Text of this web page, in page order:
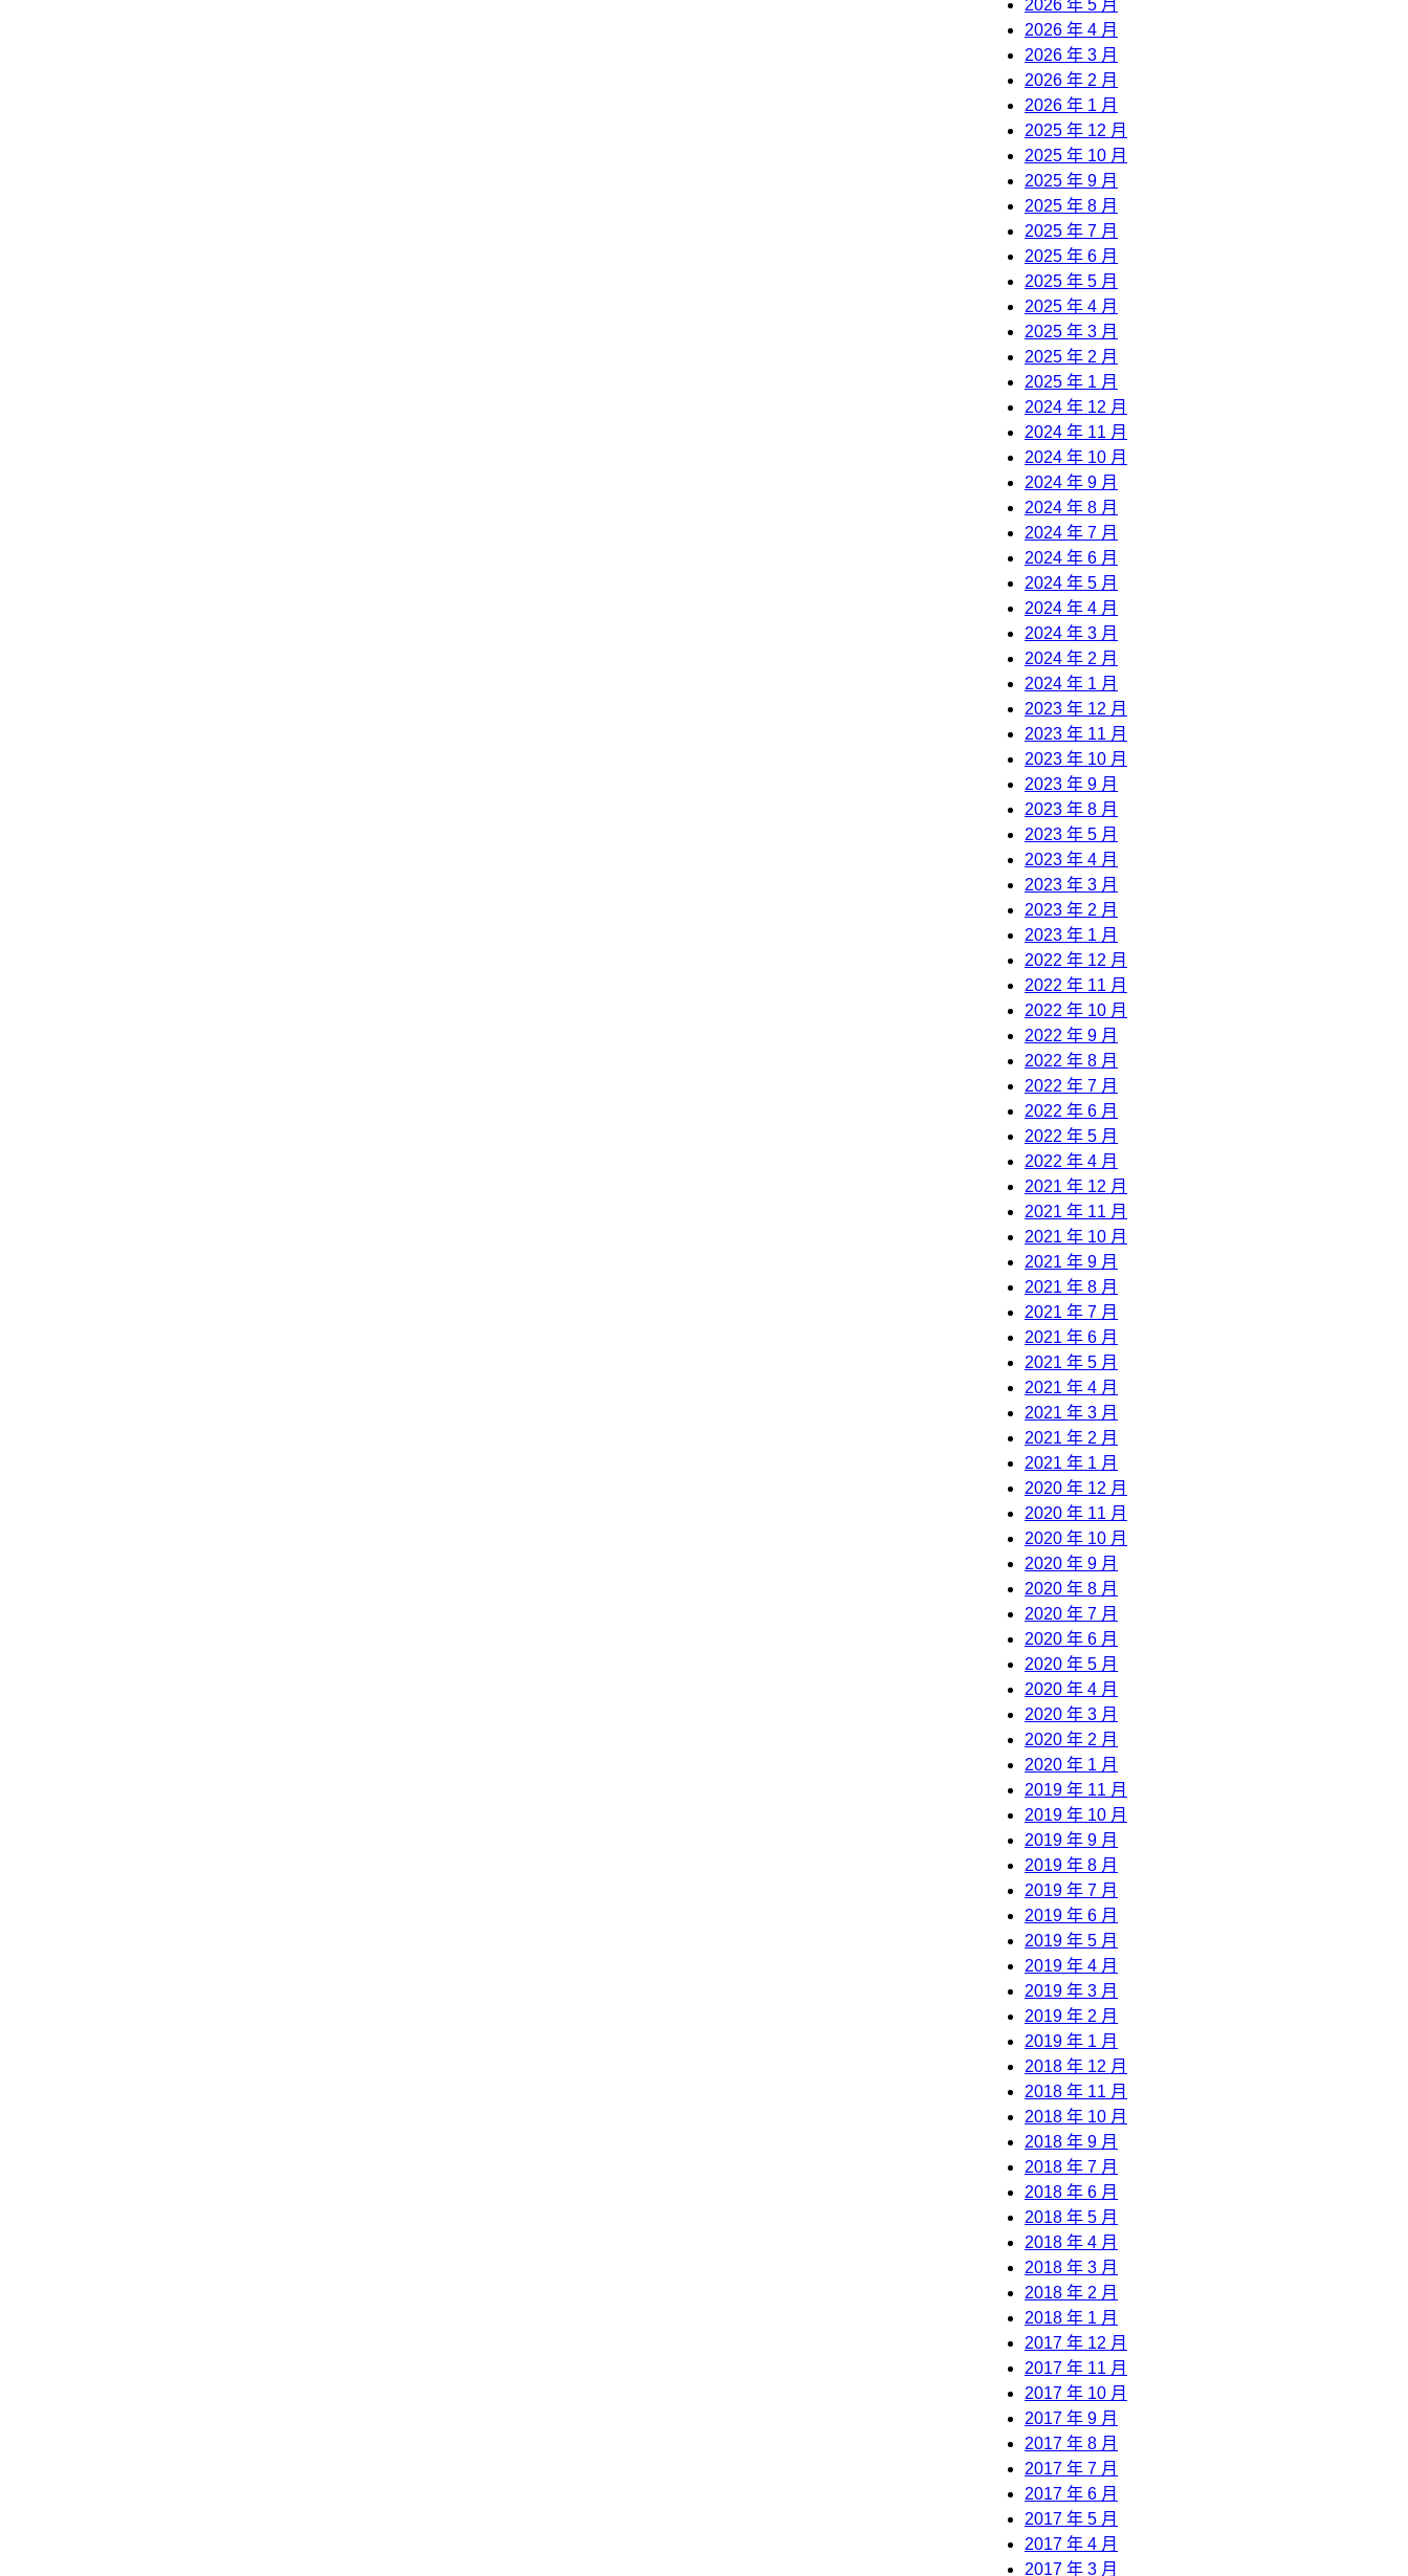
2026 年 5 月
2026 年 4 月
2026 年 3 月
2026 年 2 月
2026 年 1 月
2025 年 12 月
2025 年 10 月
2025 年 9 月
2025 年 8 月
2025 年 7 月
2025 年 6 月
2025 年 5 月
2025 年 4 月
2025 年 3 月
2025 年 2 月
2025 年 1 月
2024 年 12 月
2024 年 11 月
2024 年 10 月
2024 年 9 月
2024 年 8 月
2024 年 7 月
2024 年 6 月
2024 年 5 月
2024 年 4 月
2024 年 3 月
2024 年 2 月
2024 年 1 月
2023 年 12 月
2023 年 11 月
2023 年 10 月
2023 年 9 月
2023 年 8 月
2023 年 5 月
2023 年 4 月
2023 年 3 月
2023 年 2 月
2023 年 1 月
2022 年 12 月
2022 年 11 月
2022 年 10 月
2022 年 9 月
2022 年 8 月
2022 年 7 月
2022 年 6 月
2022 年 5 月
2022 年 4 月
2021 年 12 月
2021 年 11 月
2021 年 10 月
2021 年 9 月
2021 年 8 月
2021 年 7 月
2021 年 6 月
2021 年 5 月
2021 年 4 月
2021 年 3 月
2021 年 2 月
2021 年 1 月
2020 年 12 月
2020 年 11 月
2020 年 10 月
2020 年 9 月
2020 年 8 月
2020 年 7 月
2020 年 6 月
2020 年 5 月
2020 年 4 月
2020 年 3 月
2020 年 2 月
2020 年 1 月
2019 年 11 月
2019 年 10 月
2019 年 9 月
2019 年 8 月
2019 年 7 月
2019 年 6 月
2019 年 5 月
2019 年 4 月
2019 年 3 月
2019 年 2 月
2019 年 1 月
2018 年 12 月
2018 年 11 月
2018 年 10 月
2018 年 9 月
2018 年 7 月
2018 年 6 月
2018 年 5 月
2018 年 4 月
2018 年 3 月
2018 年 2 月
2018 年 1 月
2017 年 12 月
2017 年 11 月
2017 年 10 月
2017 年 9 月
2017 年 8 月
2017 年 7 月
2017 年 6 月
2017 年 5 月
2017 年 4 月
2017 年 3 月